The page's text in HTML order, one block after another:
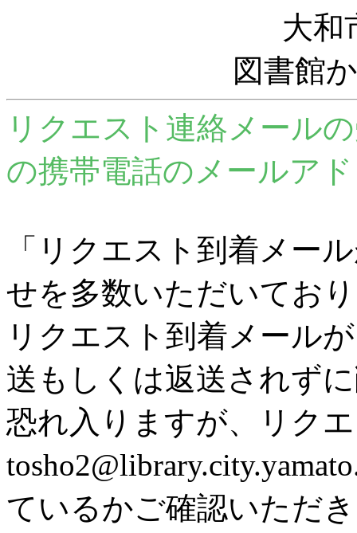
大和
図書館
リクエスト連絡メール
の携帯電話のメールア
「リクエスト到着メー
せを多数いただいてお
リクエスト到着メール
送もしくは返送されず
恐れ入りますが、リク
ているかご確認いただ